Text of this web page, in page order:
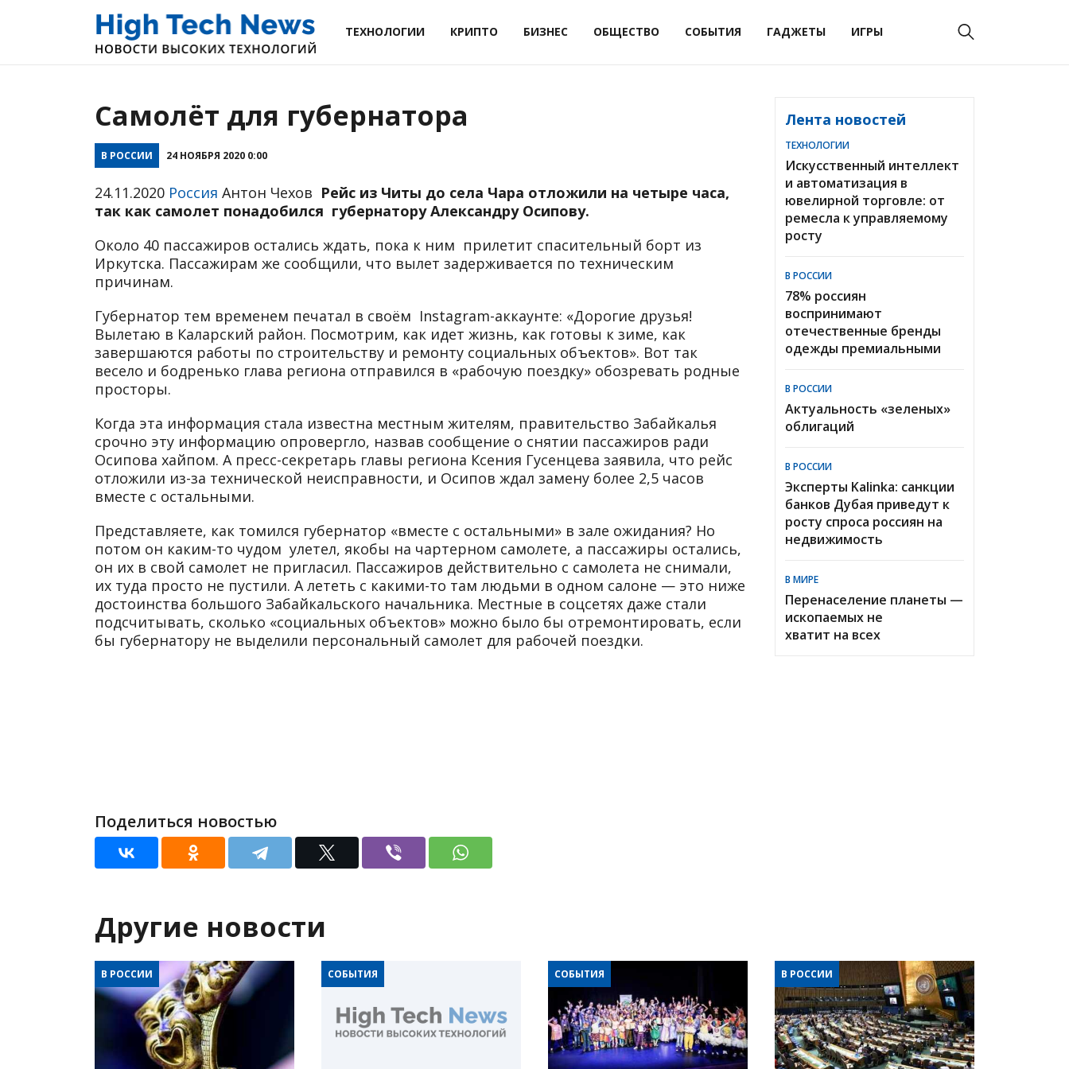
ТЕХНОЛОГИИ КРИПТО БИЗНЕС ОБЩЕСТВО СОБЫТИЯ ГАДЖЕТЫ ИГРЫ
Самолёт для губернатора
В РОССИИ 24 НОЯБРЯ 2020 0:00
24.11.2020 Россия Антон Чехов Рейс из Читы до села Чара отложили на четыре часа,
так как самолет понадобился губернатору Александру Осипову.
Около 40 пассажиров остались ждать, пока к ним прилетит спасительный борт из
Иркутска. Пассажирам же сообщили, что вылет задерживается по техническим
причинам.
Губернатор тем временем печатал в своём Instagram-аккаунте: «Дорогие друзья!
Вылетаю в Каларский район. Посмотрим, как идет жизнь, как готовы к зиме, как
завершаются работы по строительству и ремонту социальных объектов». Вот так
весело и бодренько глава региона отправился в «рабочую поездку» обозревать родные
просторы.
Когда эта информация стала известна местным жителям, правительство Забайкалья
срочно эту информацию опровергло, назвав сообщение о снятии пассажиров ради
Осипова хайпом. А пресс-секретарь главы региона Ксения Гусенцева заявила, что рейс
отложили из-за технической неисправности, и Осипов ждал замену более 2,5 часов
вместе с остальными.
Представляете, как томился губернатор «вместе с остальными» в зале ожидания? Но
потом он каким-то чудом улетел, якобы на чартерном самолете, а пассажиры остались,
он их в свой самолет не пригласил. Пассажиров действительно с самолета не снимали,
их туда просто не пустили. А лететь с какими-то там людьми в одном салоне — это ниже
достоинства большого Забайкальского начальника. Местные в соцсетях даже стали
подсчитывать, сколько «социальных объектов» можно было бы отремонтировать, если
бы губернатору не выделили персональный самолет для рабочей поездки.
Поделиться новостью
Лента новостей
ТЕХНОЛОГИИ
Искусственный интеллект
и автоматизация в
ювелирной торговле: от
ремесла к управляемому
росту
В РОССИИ
78% россиян
воспринимают
отечественные бренды
одежды премиальными
В РОССИИ
Актуальность «зеленых»
облигаций
В РОССИИ
Эксперты Kalinka: санкции
банков Дубая приведут к
росту спроса россиян на
недвижимость
В МИРЕ
Перенаселение планеты —
ископаемых не
хватит на всех
Другие новости
В РОССИИ СОБЫТИЯ СОБЫТИЯ В РОССИИ